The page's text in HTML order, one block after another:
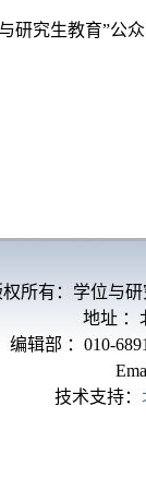
研究生教育”公
权所有：学位与
地址 ：
编辑部 ：010-
技术支持：